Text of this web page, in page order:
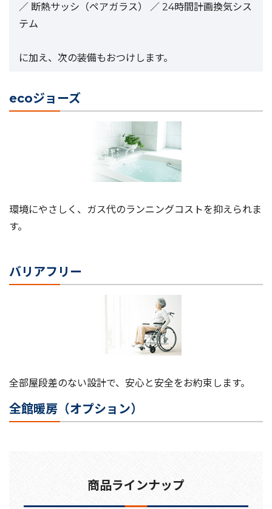
／ 断熱サッシ（ペアガラス） ／ 24時間計画換気シス
テム
に加え、次の装備もおつけします。
ecoジョーズ
環境にやさしく、ガス代のランニングコストを抑えられま
す。
バリアフリー
全部屋段差のない設計で、安心と安全をお約束します。
全館暖房（オプション）
商品ラインナップ